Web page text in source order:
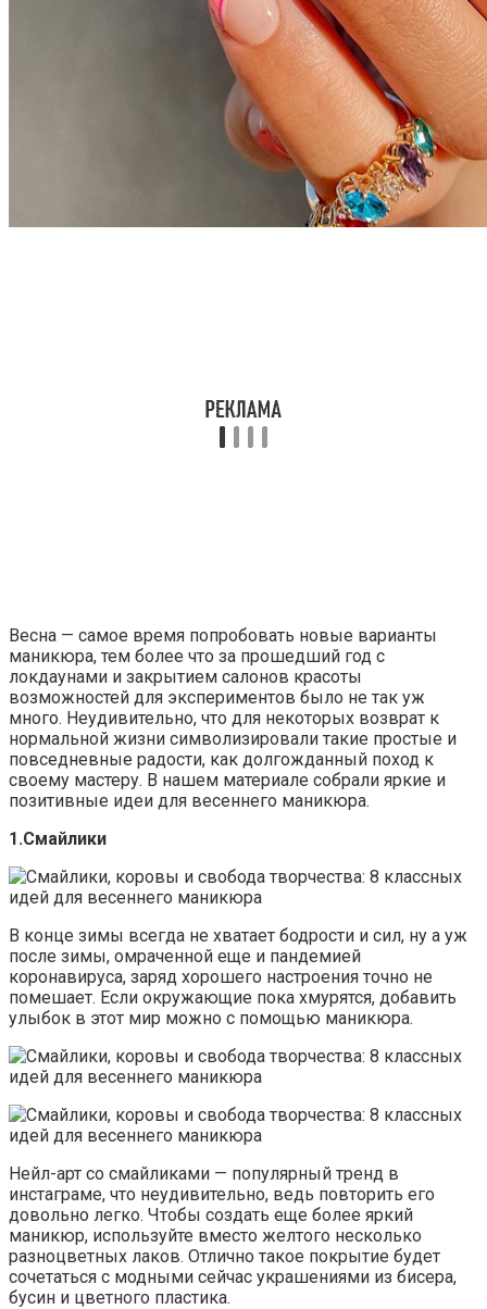
Весна — самое время попробовать новые варианты
маникюра, тем более что за прошедший год с
локдаунами и закрытием салонов красоты
возможностей для экспериментов было не так уж
много. Неудивительно, что для некоторых возврат к
нормальной жизни символизировали такие простые и
повседневные радости, как долгожданный поход к
своему мастеру. В нашем материале собрали яркие и
позитивные идеи для весеннего маникюра.
1.Смайлики
В конце зимы всегда не хватает бодрости и сил, ну а уж
после зимы, омраченной еще и пандемией
коронавируса, заряд хорошего настроения точно не
помешает. Если окружающие пока хмурятся, добавить
улыбок в этот мир можно с помощью маникюра.
Нейл-арт со смайликами — популярный тренд в
инстаграме, что неудивительно, ведь повторить его
довольно легко. Чтобы создать еще более яркий
маникюр, используйте вместо желтого несколько
разноцветных лаков. Отлично такое покрытие будет
сочетаться с модными сейчас украшениями из бисера,
бусин и цветного пластика.